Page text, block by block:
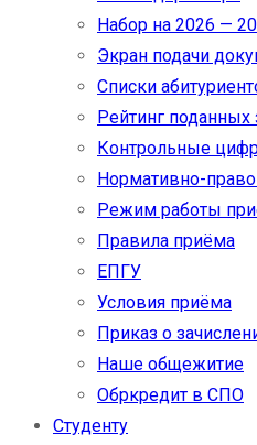
Набор на 2026 —
Экран подачи
Cписки
Рейтинг поданных
Контрольные
Нормативно-
Режим работы
Правила приёма
ЕПГУ
Условия приёма
Приказ о
Наше общежитие
Обркредит в СПО
Студенту